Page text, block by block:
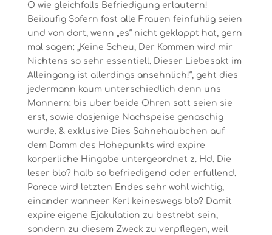
O wie gleichfalls Befriedigung erlautern!
Beilaufig Sofern fast alle Frauen feinfuhlig seien
und von dort, wenn „es“ nicht geklappt hat, gern
mal sagen: „Keine Scheu, Der Kommen wird mir
Nichtens so sehr essentiell. Dieser Liebesakt im
Alleingang ist allerdings ansehnlich!“, geht dies
jedermann kaum unterschiedlich denn uns
Mannern: bis uber beide Ohren satt seien sie
erst, sowie dasjenige Nachspeise genaschig
wurde. & exklusive Dies Sahnehaubchen auf
dem Damm des Hohepunkts wird expire
korperliche Hingabe untergeordnet z. Hd. Die
leser blo? halb so befriedigend oder erfullend.
Parece wird letzten Endes sehr wohl wichtig,
einander wanneer Kerl keineswegs blo? Damit
expire eigene Ejakulation zu bestrebt sein,
sondern zu diesem Zweck zu verpflegen, weil